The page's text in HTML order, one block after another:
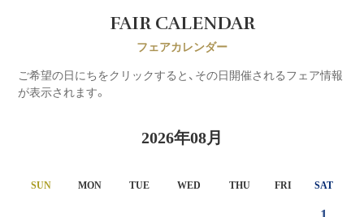
FAIR CALENDAR
フェアカレンダー
ご希望の日にちをクリックすると、その日開催されるフェア情報
が表示されます。
2026年08月
SUN MON TUE WED THU FRI SAT
1